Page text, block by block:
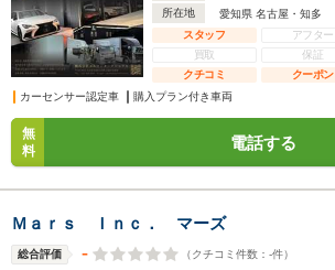
所在地
愛知県 名古屋・知多
スタッフ
アフター
買取
保証
クチコミ
クーポン
カーセンサー認定車
購入プラン付き車両
無
料
電話する
Ｍａｒｓ Ｉｎｃ． マーズ
総合評価 - （クチコミ件数： -件）